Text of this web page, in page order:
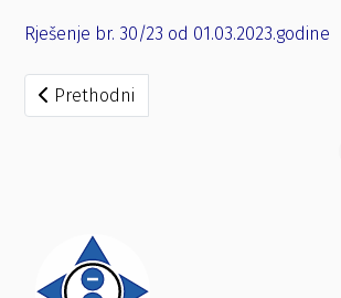
Rješenje br. 30/23 od 01.03.2023.godine
Prethodni članak: Rješenje br. 31/23 od
Prethodni